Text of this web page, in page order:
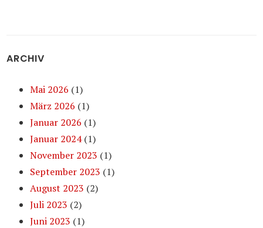
ARCHIV
Mai 2026 (1)
März 2026 (1)
Januar 2026 (1)
Januar 2024(1)
November 2023 (1)
September 2023 (1)
August 2023 (2)
Juli 2023 (2)
Juni 2023 (1)